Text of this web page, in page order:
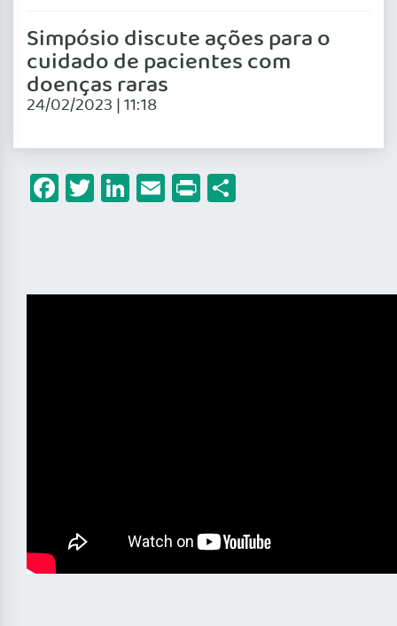
Simpósio discute ações para o
cuidado de pacientes com
doenças raras
24/02/2023 | 11:18
Facebook
Twitter
LinkedIn
Email
Print